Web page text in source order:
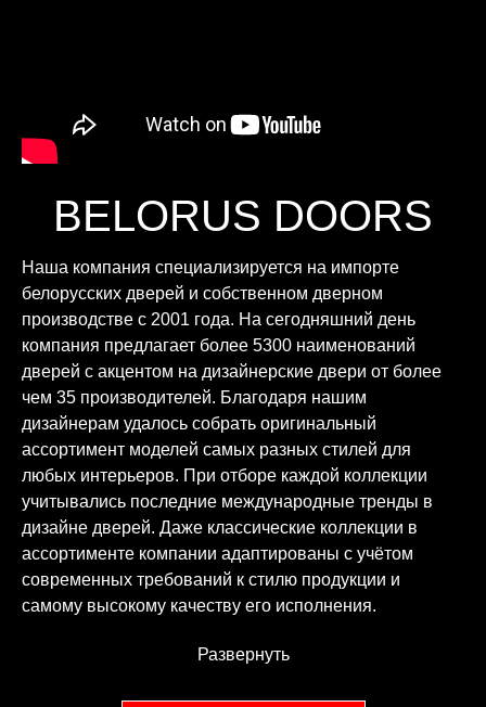
BELORUS DOORS
Наша компания специализируется на импорте
белорусских дверей и собственном дверном
производстве с 2001 года. На сегодняшний день
компания предлагает более 5300 наименований
дверей с акцентом на дизайнерские двери от более
чем 35 производителей. Благодаря нашим
дизайнерам удалось собрать оригинальный
ассортимент моделей самых разных стилей для
любых интерьеров. При отборе каждой коллекции
учитывались последние международные тренды в
дизайне дверей. Даже классические коллекции в
ассортименте компании адаптированы с учётом
современных требований к стилю продукции и
самому высокому качеству его исполнения.
Развернуть